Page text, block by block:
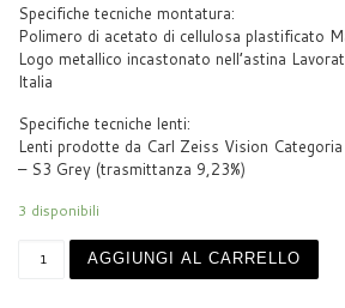
Specifiche tecniche montatura:
Polimero di acetato di cellulosa plastificato
Logo metallico incastonato nell’astina
Italia
Specifiche tecniche lenti:
Lenti prodotte da Carl Zeiss Vision
– S3 Grey (trasmittanza 9,23%)
3 disponibili
AGGIUNGI AL CARRELLO